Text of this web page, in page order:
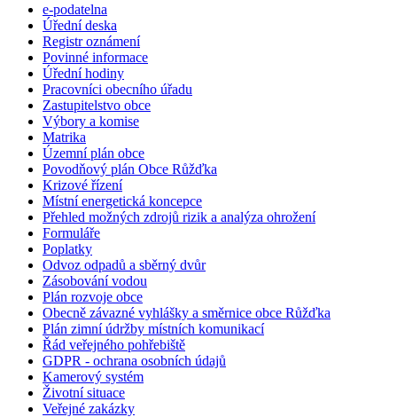
e-podatelna
Úřední deska
Registr oznámení
Povinné informace
Úřední hodiny
Pracovníci obecního úřadu
Zastupitelstvo obce
Výbory a komise
Matrika
Územní plán obce
Povodňový plán Obce Růžďka
Krizové řízení
Místní energetická koncepce
Přehled možných zdrojů rizik a analýza ohrožení
Formuláře
Poplatky
Odvoz odpadů a sběrný dvůr
Zásobování vodou
Plán rozvoje obce
Obecně závazné vyhlášky a směrnice obce Růžďka
Plán zimní údržby místních komunikací
Řád veřejného pohřebiště
GDPR - ochrana osobních údajů
Kamerový systém
Životní situace
Veřejné zakázky